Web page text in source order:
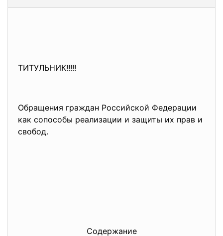
ТИТУЛЬНИК!!!!!
Обращения граждан Российской Федерации
как сопособы реализации и защиты их прав и
свобод.
Содержание